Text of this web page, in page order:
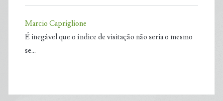
Marcio Capriglione
É inegável que o índice de visitação não seria o mesmo
se…